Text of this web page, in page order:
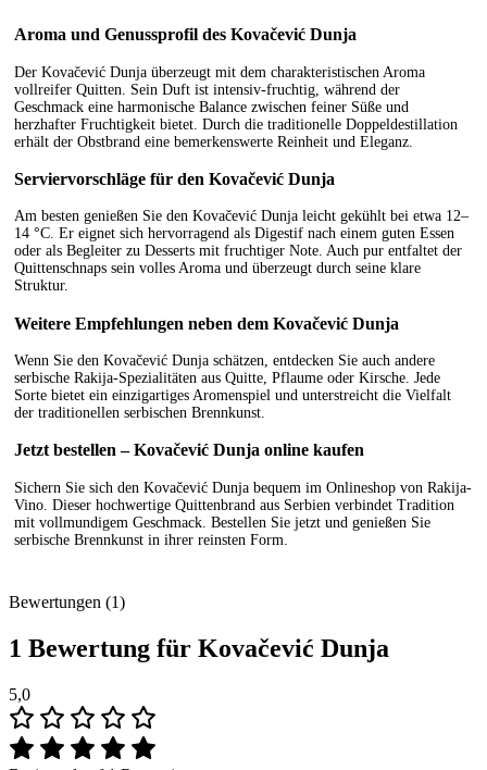
Aroma und Genussprofil des Kovačević Dunja
Der Kovačević Dunja überzeugt mit dem charakteristischen Aroma
vollreifer Quitten. Sein Duft ist intensiv-fruchtig, während der
Geschmack eine harmonische Balance zwischen feiner Süße und
herzhafter Fruchtigkeit bietet. Durch die traditionelle Doppel­destillation
erhält der Obstbrand eine bemerkenswerte Reinheit und Eleganz.
Serviervorschläge für den Kovačević Dunja
Am besten genießen Sie den Kovačević Dunja leicht gekühlt bei etwa 12–
14 °C. Er eignet sich hervorragend als Digestif nach einem guten Essen
oder als Begleiter zu Desserts mit fruchtiger Note. Auch pur entfaltet der
Quittenschnaps sein volles Aroma und überzeugt durch seine klare
Struktur.
Weitere Empfehlungen neben dem Kovačević Dunja
Wenn Sie den Kovačević Dunja schätzen, entdecken Sie auch andere
serbische Rakija-Spezialitäten aus Quitte, Pflaume oder Kirsche. Jede
Sorte bietet ein einzigartiges Aromenspiel und unterstreicht die Vielfalt
der traditionellen serbischen Brennkunst.
Jetzt bestellen – Kovačević Dunja online kaufen
Sichern Sie sich den Kovačević Dunja bequem im Onlineshop von Rakija-
Vino. Dieser hochwertige Quittenbrand aus Serbien verbindet Tradition
mit vollmundigem Geschmack. Bestellen Sie jetzt und genießen Sie
serbische Brennkunst in ihrer reinsten Form.
Bewertungen (1)
1 Bewertung für Kovačević Dunja
5,0